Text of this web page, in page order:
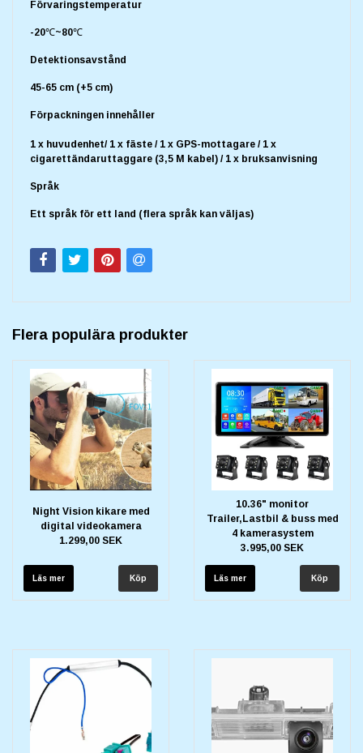
Förvaringstemperatur
-20℃~80℃
Detektionsavstånd
45-65 cm (+5 cm)
Förpackningen innehåller
1 x huvudenhet/ 1 x fäste / 1 x GPS-mottagare / 1 x
cigarettändaruttaggare (3,5 M kabel) / 1 x bruksanvisning
Språk
Ett språk för ett land (flera språk kan väljas)
Flera populära produkter
Night Vision kikare med
digital videokamera
1.299,00 SEK
Läs mer
10.36" monitor
Trailer,Lastbil & buss med
4 kamerasystem
3.995,00 SEK
Läs mer